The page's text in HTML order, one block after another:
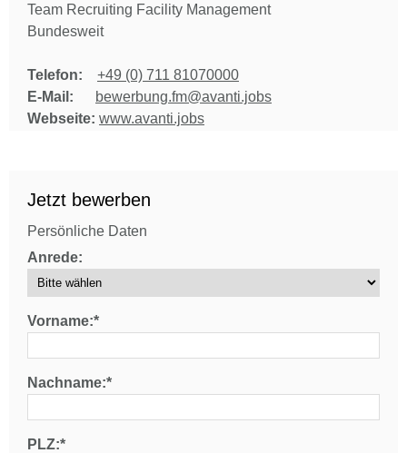
Team Recruiting Facility Management
Bundesweit
Telefon:
+49 (0) 711 81070000
E-Mail:
bewerbung.fm@avanti.jobs
Webseite: www.avanti.jobs
Jetzt bewerben
Persönliche Daten
Anrede:
Vorname:*
Nachname:*
PLZ:*